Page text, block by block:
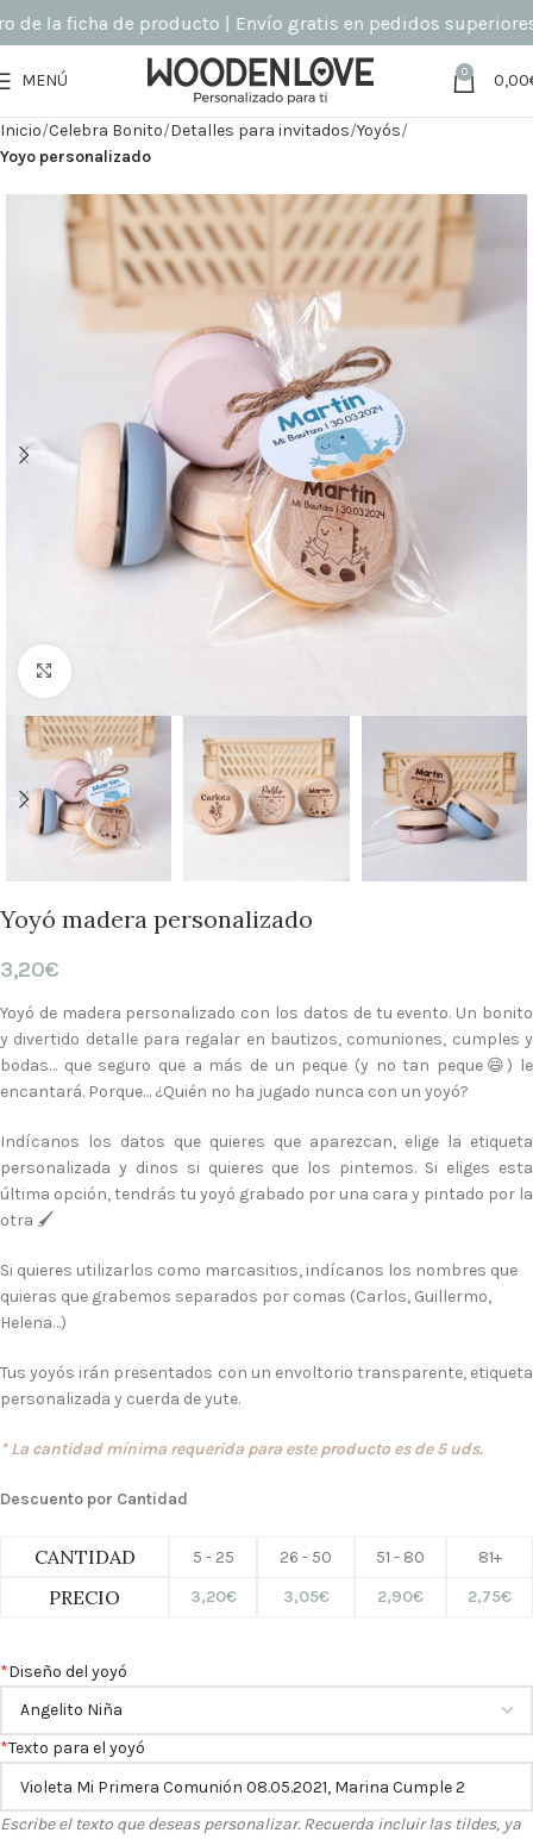
la ficha de producto | Envío gratis en pedidos superiores
MENÚ 0 0,00
Inicio Celebra Bonito Detalles para invitados Yoyós
Yoyo personalizado
Clic para ampliar
Yoyó madera personalizado
3,20€
Yoyó de madera personalizado con los datos de tu evento. Un bonito
y divertido detalle para regalar en bautizos, comuniones, cumples y
bodas… que seguro que a más de un peque (y no tan peque😄) le
encantará. Porque… ¿Quién no ha jugado nunca con un yoyó?
Indícanos los datos que quieres que aparezcan, elige la etiqueta
personalizada y dinos si quieres que los pintemos. Si eliges esta
última opción, tendrás tu yoyó grabado por una cara y pintado por la
otra 🖌️
Si quieres utilizarlos como marcasitios, indícanos los nombres que
quieras que grabemos separados por comas (Carlos, Guillermo,
Helena…)
Tus yoyós irán presentados con un envoltorio transparente, etiqueta
personalizada y cuerda de yute.
* La cantidad mínima requerida para este producto es de 5 uds.
Descuento por Cantidad
CANTIDAD 5 - 25 26 - 50 51 - 80 81+
PRECIO 3,20€ 3,05€ 2,90€ 2,75€
*Diseño del yoyó
*Texto para el yoyó
Escribe el texto que deseas personalizar. Recuerda incluir las tildes, ya